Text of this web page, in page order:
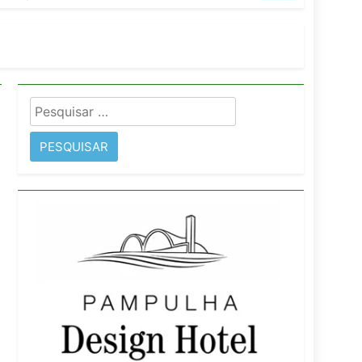
São Paulo Ibirapuera
e fortalece infraestrutura
Pesquisar
por: